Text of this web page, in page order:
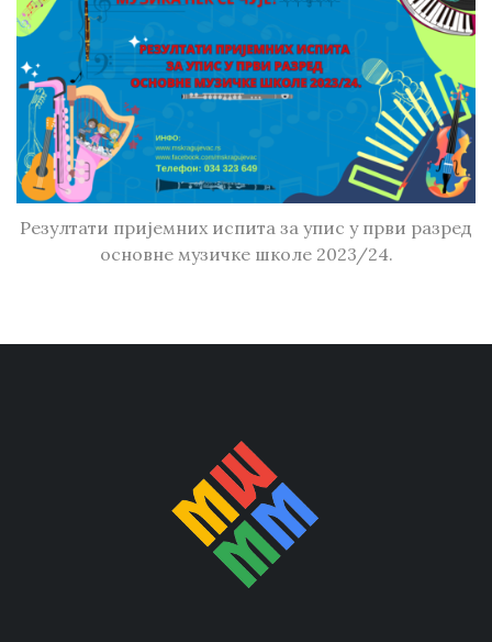
Резултати пријемних испита за упис у први разред
основне музичке школе 2023/24.